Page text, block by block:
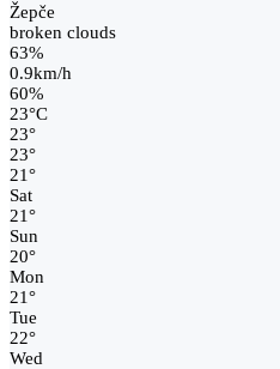
Žepče
broken clouds
63%
0.9km/h
60%
23°C
23°
23°
21°
Sat
21°
Sun
20°
Mon
21°
Tue
22°
Wed